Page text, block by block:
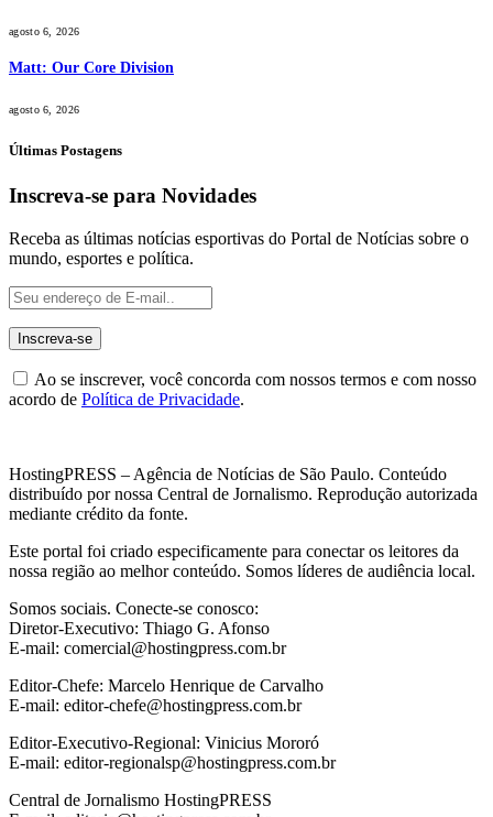
agosto 6, 2026
Matt: Our Core Division
agosto 6, 2026
Últimas Postagens
Inscreva-se para Novidades
Receba as últimas notícias esportivas do Portal de Notícias sobre o
mundo, esportes e política.
Ao se inscrever, você concorda com nossos termos e com nosso
acordo de Política de Privacidade.
HostingPRESS – Agência de Notícias de São Paulo. Conteúdo
distribuído por nossa Central de Jornalismo. Reprodução autorizada
mediante crédito da fonte.
Este portal foi criado especificamente para conectar os leitores da
nossa região ao melhor conteúdo. Somos líderes de audiência local.
Somos sociais. Conecte-se conosco:
Diretor-Executivo: Thiago G. Afonso
E-mail: comercial@hostingpress.com.br
Editor-Chefe: Marcelo Henrique de Carvalho
E-mail: editor-chefe@hostingpress.com.br
Editor-Executivo-Regional: Vinicius Mororó
E-mail: editor-regionalsp@hostingpress.com.br
Central de Jornalismo HostingPRESS